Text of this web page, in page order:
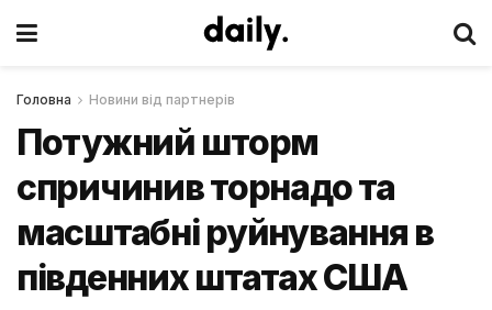
Головна Новини від партнерів
Потужний шторм
спричинив торнадо та
масштабні руйнування в
південних штатах США